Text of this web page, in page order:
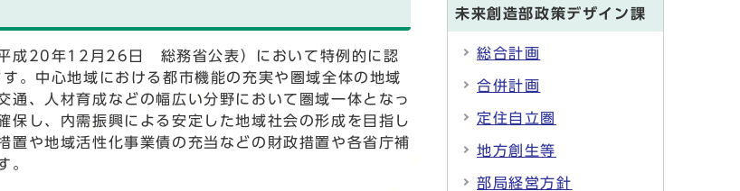
成20年12月26日 総務省公表）において特例的に認
。中心地域における都市機能の充実や圏域全体の地域
、人材育成などの幅広い分野において圏域一体となっ
し、内需振興による安定した地域社会の形成を目指し
置や地域活性化事業債の充当などの財政措置や各省庁補
。
未来創造部政策デザイン課
総合計画
合併計画
定住自立圏
地方創生等
部局経営方針